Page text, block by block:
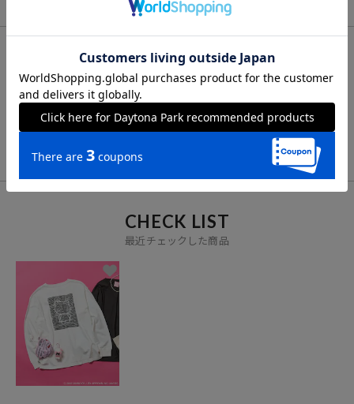
リークとして、豊かなライフスタイルの楽しみ方をリアルに提案する
FOR YOU
あなたにおすすめのアイテム
VIEW ALL
CHECK LIST
最近チェックした商品